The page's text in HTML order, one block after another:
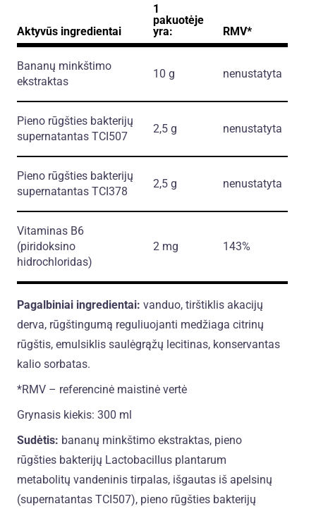
Aktyvūs ingredientai
1
pakuotėje
yra:
RMV*
Bananų minkštimo
ekstraktas
10 g nenustatyta
Pieno rūgšties bakterijų
supernatantas TCI507
2,5 g nenustatyta
Pieno rūgšties bakterijų
supernatantas TCI378
2,5 g nenustatyta
Vitaminas B6
(piridoksino
hidrochloridas)
2 mg 143%
Pagalbiniai ingredientai: vanduo, tirštiklis akacijų
derva, rūgštingumą reguliuojanti medžiaga citrinų
rūgštis, emulsiklis saulėgrąžų lecitinas, konservantas
kalio sorbatas.
*RMV – referencinė maistinė vertė
Grynasis kiekis: 300 ml
Sudėtis: bananų minkštimo ekstraktas, pieno
rūgšties bakterijų Lactobacillus plantarum
metabolitų vandeninis tirpalas, išgautas iš apelsinų
(supernatantas TCI507), pieno rūgšties bakterijų